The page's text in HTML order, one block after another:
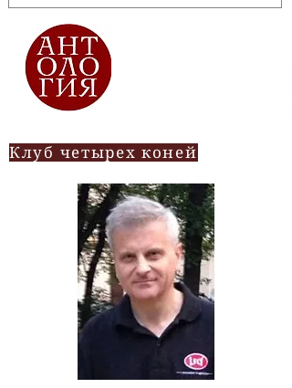
Клуб четырех коней